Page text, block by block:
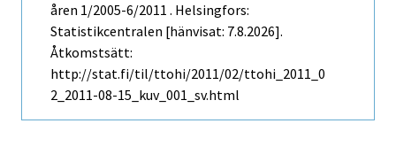
åren 1/2005-6/2011 . Helsingfors:
Statistikcentralen [hänvisat: 7.8.2026].
Åtkomstsätt:
http://stat.fi/til/ttohi/2011/02/ttohi_2011_0
2_2011-08-15_kuv_001_sv.html